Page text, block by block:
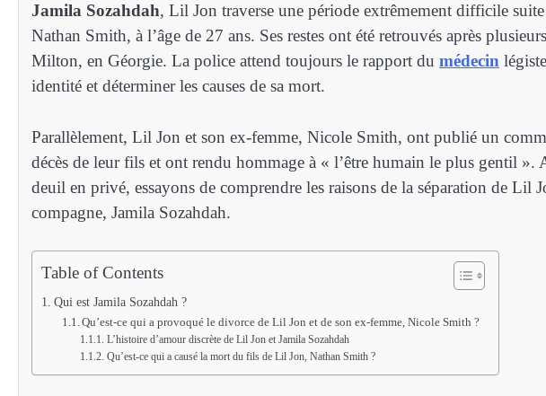
Jamila Sozahdah, Lil Jon traverse une période extrêmement difficile
Nathan Smith, à l’âge de 27 ans. Ses restes ont été retrouvés après
Milton, en Géorgie. La police attend toujours le rapport du médecin
identité et déterminer les causes de sa mort.
Parallèlement, Lil Jon et son ex-femme, Nicole Smith, ont publié un
décès de leur fils et ont rendu hommage à « l’être humain le plus gentil
deuil en privé, essayons de comprendre les raisons de la séparation de Lil
compagne, Jamila Sozahdah.
Table of Contents
Qui est Jamila Sozahdah ?
Qu’est-ce qui a provoqué le divorce de Lil Jon et de son ex-femme, Nicole Smith ?
L’histoire d’amour discrète de Lil Jon et Jamila Sozahdah
Qu’est-ce qui a causé la mort du fils de Lil Jon, Nathan Smith ?